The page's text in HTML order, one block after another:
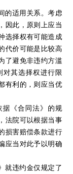
的适用关系。考虑
因此，原则上应当
选择权有可能造成
代价可能是比较高
了避免非违约方滥
对其选择权进行限
有利的，则应当优
《合同法》的规
法院可以根据当事
损害赔偿条款进行
应当对此予以明确
就违约金仅规定了